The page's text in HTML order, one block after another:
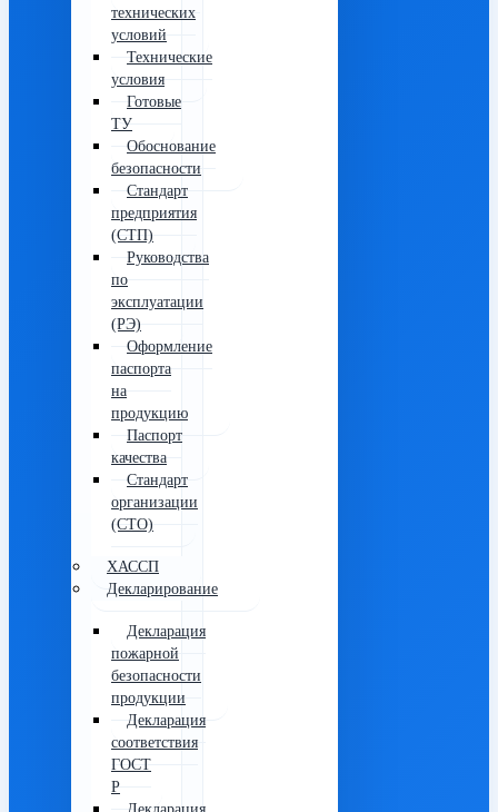
технических
условий
Технические
условия
Готовые
ТУ
Обоснование
безопасности
Стандарт
предприятия
(СТП)
Руководства
по
эксплуатации
(РЭ)
Оформление
паспорта
на
продукцию
Паспорт
качества
Стандарт
организации
(СТО)
ХАССП
Декларирование
Декларация
пожарной
безопасности
продукции
Декларация
соответствия
ГОСТ
Р